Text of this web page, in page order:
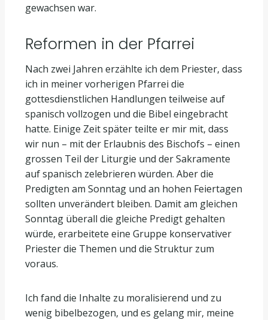
gewachsen war.
Reformen in der Pfarrei
Nach zwei Jahren erzählte ich dem Priester, dass
ich in meiner vorherigen Pfarrei die
gottesdienstlichen Handlungen teilweise auf
spanisch vollzogen und die Bibel eingebracht
hatte. Einige Zeit später teilte er mir mit, dass
wir nun – mit der Erlaubnis des Bischofs – einen
grossen Teil der Liturgie und der Sakramente
auf spanisch zelebrieren würden. Aber die
Predigten am Sonntag und an hohen Feiertagen
sollten unverändert bleiben. Damit am gleichen
Sonntag überall die gleiche Predigt gehalten
würde, erarbeitete eine Gruppe konservativer
Priester die Themen und die Struktur zum
voraus.
Ich fand die Inhalte zu moralisierend und zu
wenig bibelbezogen, und es gelang mir, meine